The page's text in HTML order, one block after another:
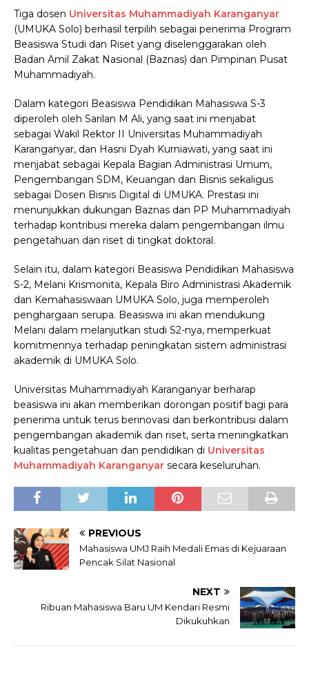
Tiga dosen Universitas Muhammadiyah Karanganyar
(UMUKA Solo) berhasil terpilih sebagai penerima Program
Beasiswa Studi dan Riset yang diselenggarakan oleh
Badan Amil Zakat Nasional (Baznas) dan Pimpinan Pusat
Muhammadiyah.
Dalam kategori Beasiswa Pendidikan Mahasiswa S-3
diperoleh oleh Sarilan M Ali, yang saat ini menjabat
sebagai Wakil Rektor II Universitas Muhammadiyah
Karanganyar, dan Hasni Dyah Kurniawati, yang saat ini
menjabat sebagai Kepala Bagian Administrasi Umum,
Pengembangan SDM, Keuangan dan Bisnis sekaligus
sebagai Dosen Bisnis Digital di UMUKA. Prestasi ini
menunjukkan dukungan Baznas dan PP Muhammadiyah
terhadap kontribusi mereka dalam pengembangan ilmu
pengetahuan dan riset di tingkat doktoral.
Selain itu, dalam kategori Beasiswa Pendidikan Mahasiswa
S-2, Melani Krismonita, Kepala Biro Administrasi Akademik
dan Kemahasiswaan UMUKA Solo, juga memperoleh
penghargaan serupa. Beasiswa ini akan mendukung
Melani dalam melanjutkan studi S2-nya, memperkuat
komitmennya terhadap peningkatan sistem administrasi
akademik di UMUKA Solo.
Universitas Muhammadiyah Karanganyar berharap
beasiswa ini akan memberikan dorongan positif bagi para
penerima untuk terus berinovasi dan berkontribusi dalam
pengembangan akademik dan riset, serta meningkatkan
kualitas pengetahuan dan pendidikan di Universitas
Muhammadiyah Karanganyar secara keseluruhan.
PREVIOUS
Mahasiswa UMJ Raih Medali Emas di Kejuaraan
Pencak Silat Nasional
NEXT
Ribuan Mahasiswa Baru UM Kendari Resmi
Dikukuhkan